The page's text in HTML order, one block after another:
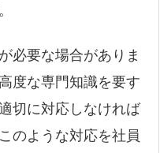
必要な場合がありま
度な専門知識を要す
切に対応しなければ
のような対応を社員